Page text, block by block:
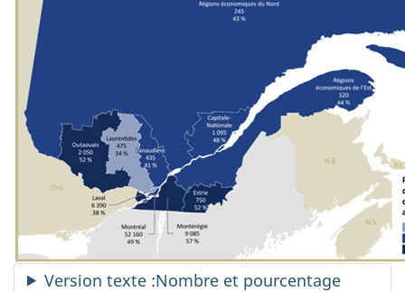
Version texte :Nombre et pourcentage